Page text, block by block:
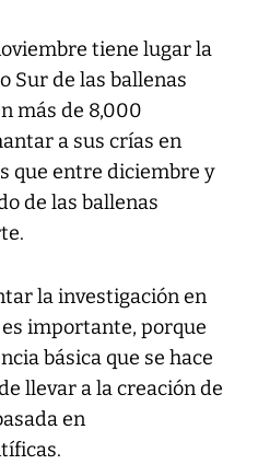
tiene lugar la
Sur de las ballenas
más de 8,000
a sus crías en
que entre diciembre y
de las ballenas
la investigación en
importante, porque
básica que se hace
llevar a la creación de
en